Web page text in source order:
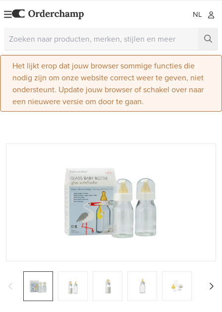
NL
Het lijkt erop dat jouw browser sommige functies die
nodig zijn om onze website correct weer te geven, niet
ondersteunt. Update jouw browser of schakel over naar
een nieuwere versie om door te gaan.